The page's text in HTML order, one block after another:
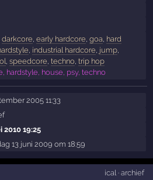
darkcore early hardcore goa hard
industrial hardcore jump,
speedcore techno, trip hop
hardstyle, house, psy, techno
2005 11:33
2010 19:25
13 juni 2009 om 18:59
ical· archief